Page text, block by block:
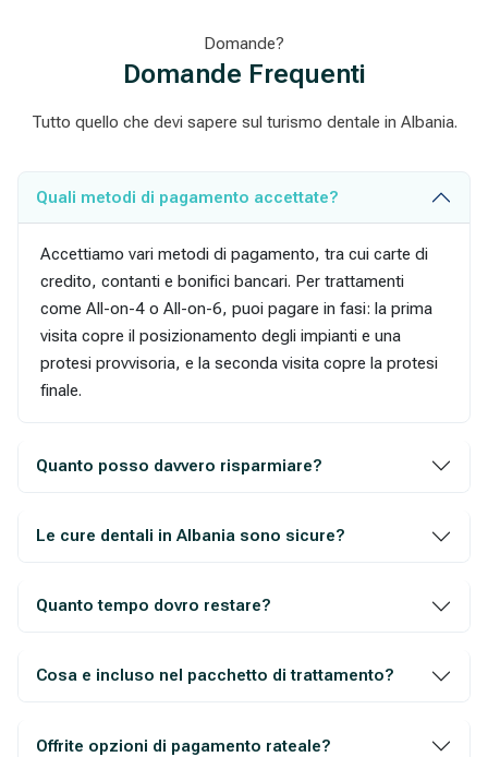
Domande?
Domande Frequenti
Tutto quello che devi sapere sul turismo dentale in Albania.
Quali metodi di pagamento accettate?
Accettiamo vari metodi di pagamento, tra cui carte di
credito, contanti e bonifici bancari. Per trattamenti
come All-on-4 o All-on-6, puoi pagare in fasi: la prima
visita copre il posizionamento degli impianti e una
protesi provvisoria, e la seconda visita copre la protesi
finale.
Quanto posso davvero risparmiare?
Le cure dentali in Albania sono sicure?
Quanto tempo dovro restare?
Cosa e incluso nel pacchetto di trattamento?
Offrite opzioni di pagamento rateale?